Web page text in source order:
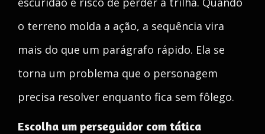
o terreno molda a ação, a sequência vira
mais do que um parágrafo rápido. Ela se
torna um problema que o personagem
precisa resolver enquanto fica sem fôlego.
Escolha um perseguidor com tática